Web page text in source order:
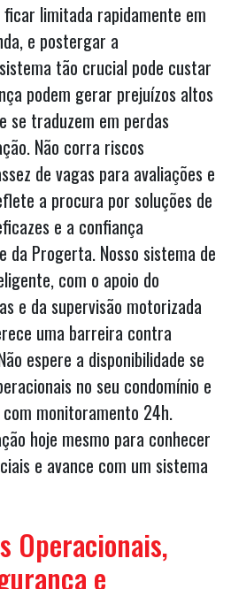
limitada rapidamente em
e postergar a
tão crucial pode custar
podem gerar prejuízos altos
se traduzem em perdas
Não corra riscos
de vagas para avaliações e
a procura por soluções de
e a confiança
da Progerta. Nosso sistema de
com o apoio do
e da supervisão motorizada
uma barreira contra
espere a disponibilidade se
no seu condomínio e
monitoramento 24h.
hoje mesmo para conhecer
e avance com um sistema
Operacionais,
e